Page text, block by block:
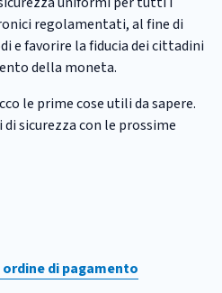
regolamentati, al fine di
e favorire la fiducia dei cittadini
della moneta.
le prime cose utili da sapere.
sicurezza con le prossime
di pagamento